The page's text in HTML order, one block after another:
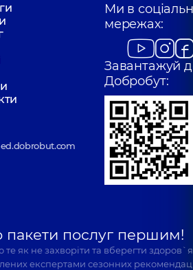
Ми в
мережах:
Завантажуй
Добробут:
пакети послуг першим!
як не захворіти та вберегти
експертами сезонних